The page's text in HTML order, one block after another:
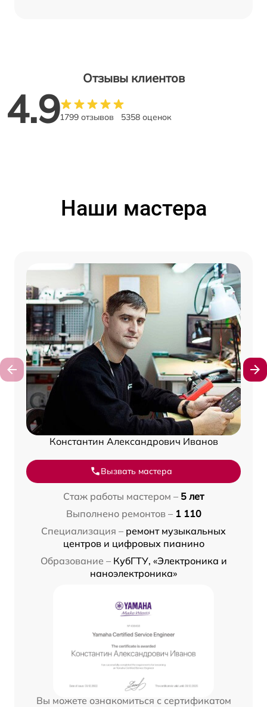
Отзывы клиентов
4.91799 отзывов 5358 оценок
Наши мастера
Константин Александрович Иванов
Вызвать мастера
Стаж работы мастером – 5 лет
Выполнено ремонтов – 1 110
Специализация – ремонт музыкальных
центров и цифровых пианино
Образование – КубГТУ, «Электроника и
наноэлектроника»
Вы можете ознакомиться с сертификатом